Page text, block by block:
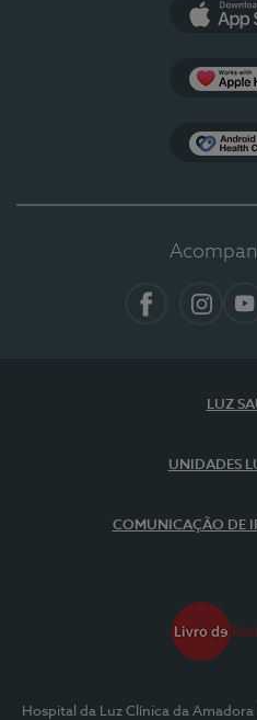
LUZ
UNIDADES
COMUNICAÇÃO DE
Hospital da Luz Clínica da Amadora